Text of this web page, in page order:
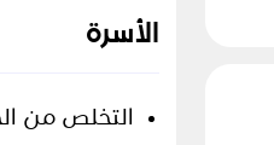
الأسرة
التخلص من